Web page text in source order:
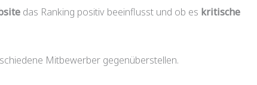
das Ranking positiv beeinflusst und ob es kritische
Mitbewerber gegenüberstellen.